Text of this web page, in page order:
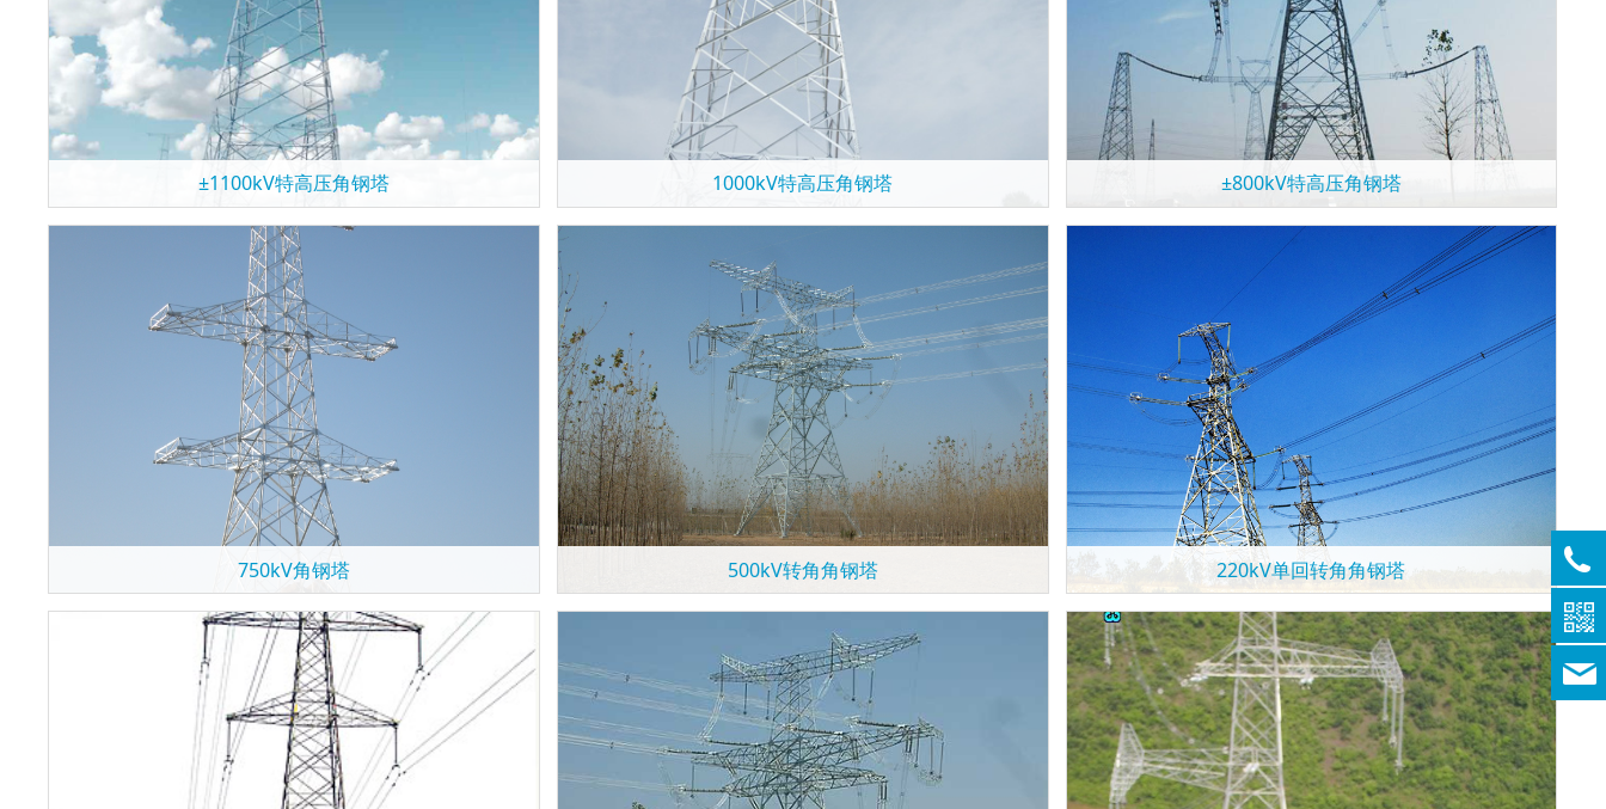
±1100kV特高压角钢塔 1000kV特高压角钢塔 ±800kV特高压角钢塔
750kV角钢塔 500kV转角角钢塔 220kV单回转角角钢塔